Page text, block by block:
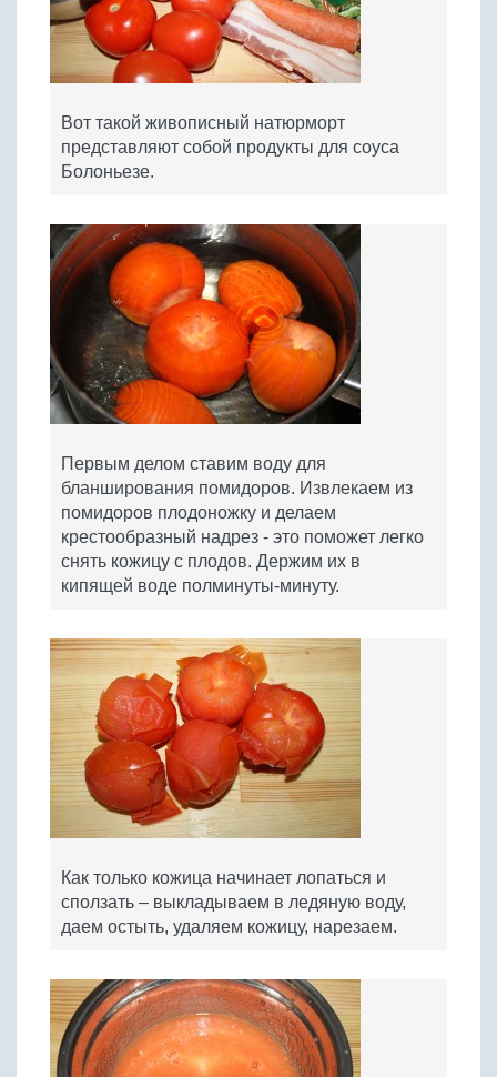
Вот такой живописный натюрморт
представляют собой продукты для соуса
Болоньезе.
Первым делом ставим воду для
бланширования помидоров. Извлекаем из
помидоров плодоножку и делаем
крестообразный надрез - это поможет легко
снять кожицу с плодов. Держим их в
кипящей воде полминуты-минуту.
Как только кожица начинает лопаться и
сползать – выкладываем в ледяную воду,
даем остыть, удаляем кожицу, нарезаем.